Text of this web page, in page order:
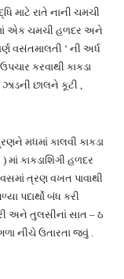
માટે રાતે નાની ચમચી
એક ચમચી હળદર અને
વસંતમાલતી ‘ ની અર્ધ
કરવાથી કાકડા
છાલને કૂટી ,
મધમાં કાલવી કાકડા
માં કાકડાશિંગી હળદર
ત્રણ વખત પાવાથી
પદાર્થો બંધ કરી
અને તુલસીનાં સાત – ઠ
નીચે ઉતારતા જવું .